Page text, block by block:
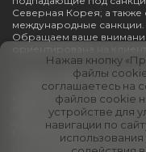
Северная Корея; а
международные санкции.
Обращаем ваше
ориентирована на
7 Lucky Trading
соответствии с
юридическим адресом: 1/
11328, Mauritius.
дилера (дилер полного
№ GB23202670 и
услугам Маврикия. Во
Нажав кнопку
файлы
соглашаетесь на
файлов cookie
устройстве для
навигации по
использования